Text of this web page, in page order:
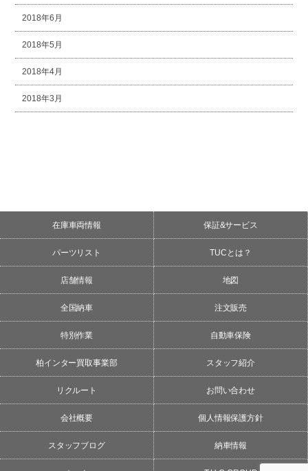
2018年6月
2018年5月
2018年4月
2018年3月
在庫車両情報 保証&サービス
パーツリスト TUCとは？
店舗情報 地図
全国納車 注文販売
特別作業 自動車保険
柏インター買取事業部 スタッフ紹介
リクルート お問い合わせ
会社概要 個人情報保護方針
スタッフブログ 納車情報